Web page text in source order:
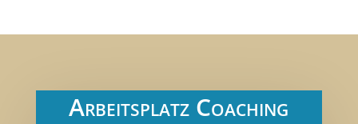
Arbeitsplatz Coaching